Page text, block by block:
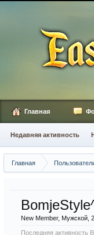
Главная
New Member, Мужской,
Последняя активность
Главная
Недавняя активность